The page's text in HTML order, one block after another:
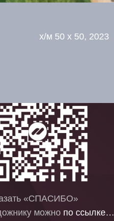
х/м 50 x 50, 2023
«СПАСИБО»
можно по ссылке…